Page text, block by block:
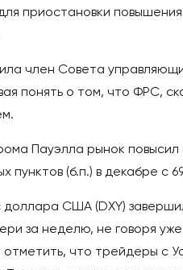
приостановки
член Совета
понять о том, что ФРС,
Пауэлла рынок
пунктов (б.п.) в декабре с
доллара США (DXY)
за неделю, не говоря
отметить, что трейдеры с